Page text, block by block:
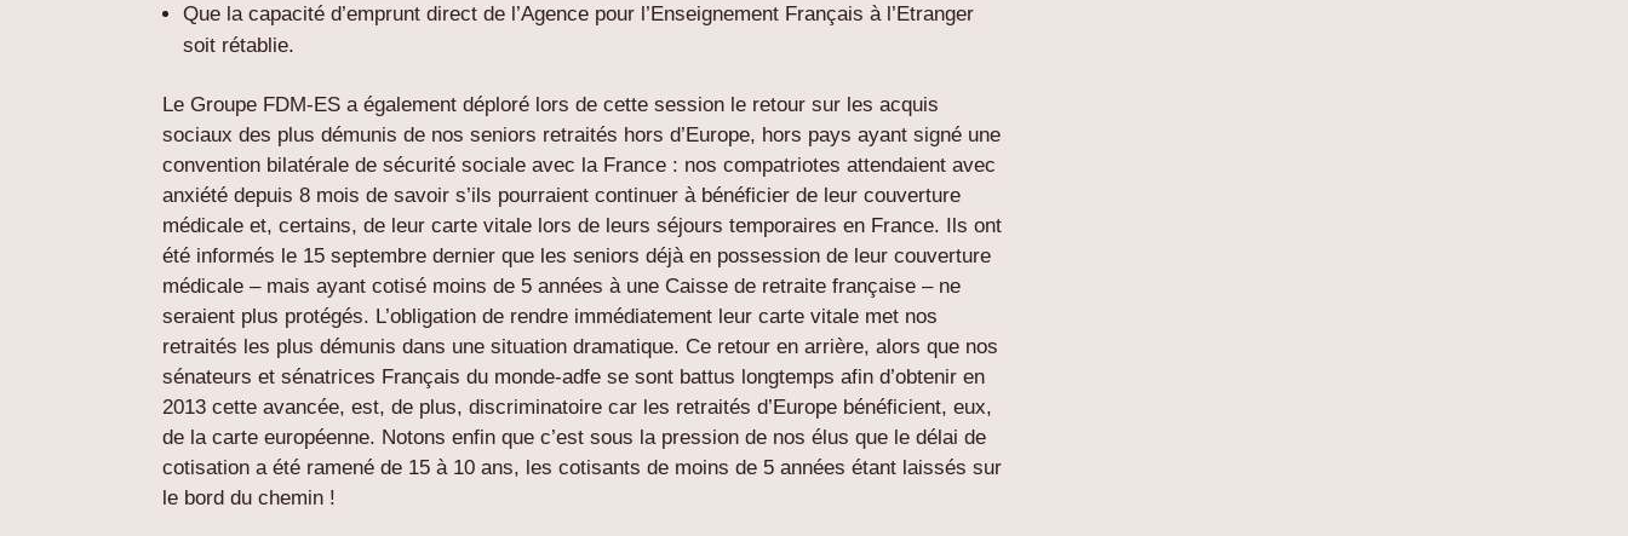
Que la capacité d’emprunt direct de l’Agence pour l’Enseignement Français à l’Etranger
soit rétablie.
Le Groupe FDM-ES a également déploré lors de cette session le retour sur les acquis
sociaux des plus démunis de nos seniors retraités hors d’Europe, hors pays ayant signé une
convention bilatérale de sécurité sociale avec la France : nos compatriotes attendaient avec
anxiété depuis 8 mois de savoir s’ils pourraient continuer à bénéficier de leur couverture
médicale et, certains, de leur carte vitale lors de leurs séjours temporaires en France. Ils ont
été informés le 15 septembre dernier que les seniors déjà en possession de leur couverture
médicale – mais ayant cotisé moins de 5 années à une Caisse de retraite française – ne
seraient plus protégés. L’obligation de rendre immédiatement leur carte vitale met nos
retraités les plus démunis dans une situation dramatique. Ce retour en arrière, alors que nos
sénateurs et sénatrices Français du monde-adfe se sont battus longtemps afin d’obtenir en
2013 cette avancée, est, de plus, discriminatoire car les retraités d’Europe bénéficient, eux,
de la carte européenne. Notons enfin que c’est sous la pression de nos élus que le délai de
cotisation a été ramené de 15 à 10 ans, les cotisants de moins de 5 années étant laissés sur
le bord du chemin !